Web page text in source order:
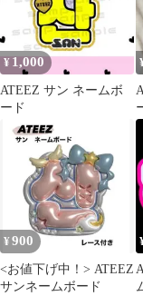
¥ 1,000
ATEEZ サン ネームボ
ード
¥ 900
<お値下げ中！> ATEEZ
サンネームボード